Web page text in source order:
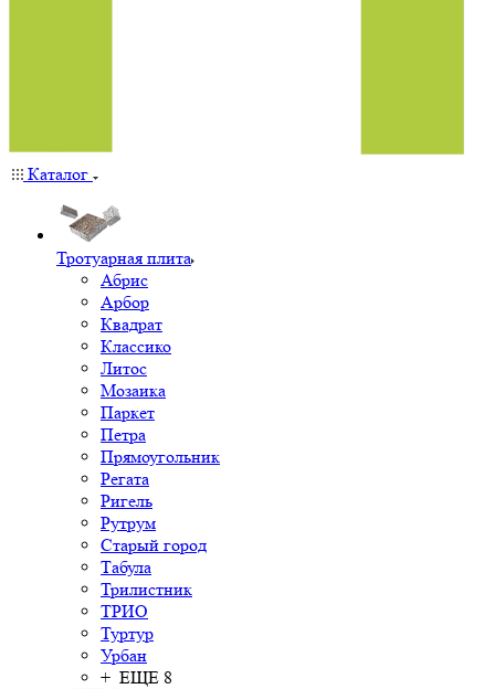
Каталог
Тротуарная плита
Абрис
Арбор
Квадрат
Классико
Литос
Мозаика
Паркет
Петра
Прямоугольник
Регата
Ригель
Рутрум
Старый город
Табула
Трилистник
ТРИО
Туртур
Урбан
+ ЕЩЕ 8